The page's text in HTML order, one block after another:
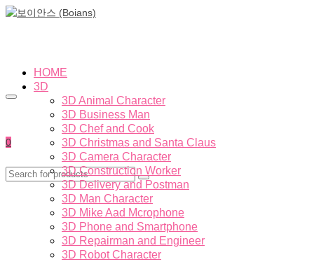
0
HOME
3D
3D Animal Character
3D Business Man
3D Chef and Cook
3D Christmas and Santa Claus
3D Camera Character
3D Construction Worker
3D Delivery and Postman
3D Man Character
3D Mike Aad Mcrophone
3D Phone and Smartphone
3D Repairman and Engineer
3D Robot Character